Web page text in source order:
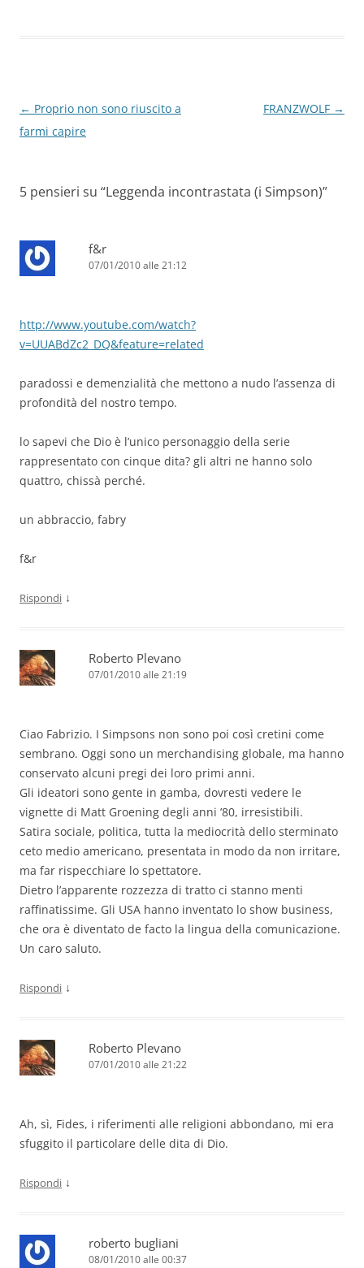
Navigazione
articolo
← Proprio non sono riuscito a
farmi capire
FRANZWOLF →
5 pensieri su “Leggenda incontrastata (i Simpson)”
f&r
07/01/2010 alle 21:12
http://www.youtube.com/watch?
v=UUABdZc2_DQ&feature=related
paradossi e demenzialità che mettono a nudo l’assenza di
profondità del nostro tempo.
lo sapevi che Dio è l’unico personaggio della serie
rappresentato con cinque dita? gli altri ne hanno solo
quattro, chissà perché.
un abbraccio, fabry
f&r
Rispondi ↓
Roberto Plevano
07/01/2010 alle 21:19
Ciao Fabrizio. I Simpsons non sono poi così cretini come
sembrano. Oggi sono un merchandising globale, ma hanno
conservato alcuni pregi dei loro primi anni.
Gli ideatori sono gente in gamba, dovresti vedere le
vignette di Matt Groening degli anni ’80, irresistibili.
Satira sociale, politica, tutta la mediocrità dello sterminato
ceto medio americano, presentata in modo da non irritare,
ma far rispecchiare lo spettatore.
Dietro l’apparente rozzezza di tratto ci stanno menti
raffinatissime. Gli USA hanno inventato lo show business,
che ora è diventato de facto la lingua della comunicazione.
Un caro saluto.
Rispondi ↓
Roberto Plevano
07/01/2010 alle 21:22
Ah, sì, Fides, i riferimenti alle religioni abbondano, mi era
sfuggito il particolare delle dita di Dio.
Rispondi ↓
roberto bugliani
08/01/2010 alle 00:37